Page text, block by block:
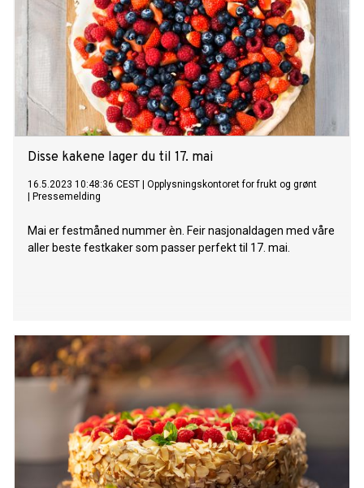
Disse kakene lager du til 17. mai
16.5.2023 10:48:36 CEST
Opplysningskontoret for frukt og grønt
Pressemelding
Mai er festmåned nummer èn. Feir nasjonaldagen med våre
aller beste festkaker som passer perfekt til 17. mai.